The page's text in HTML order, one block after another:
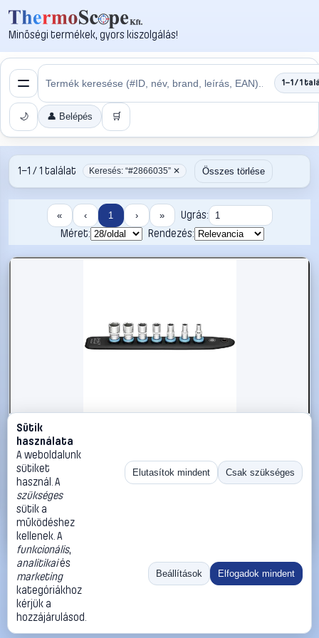
Minőségi termékek, gyors kiszolgálás!
1–1 / 1
🌙 👤 Belépés 🛒
1–1 / 1 találat Keresés: “#2866035” ✕ Összes törlése
« ‹ 1 › »
Ugrás:
Méret:
Rendezés:
#2866035
Hazet 850A-SR/7 850A-SR/7 Dugaszsor Meghajtás
(csavarhúzó) 1/4 (6,3 mm) 245 mm 1 db
Hazet Dugókulcs tartozékok
31 990 Ft
Kosárba
«
Ugrás:
Méret:
Rendezés:
©2026
ThermoScope
ÁSZF
Cégbemutató
Sütik
használata
A weboldalunk
sütiket
használ. A
szükséges
sütik a
működéshez
kellenek. A
funkcionális,
analitikaiés
marketing
kategóriákhoz
kérjük a
hozzájárulásod.
Elutasítok mindent Csak szükséges
Beállítások Elfogadok mindent